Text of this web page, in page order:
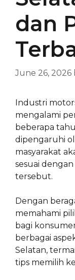
dan
June 26, 2026
Industri
mengalami
beberapa
dipengaruhi
masyarakat
sesuai
tersebut.
Dengan
memahami
bagi
berbagai
Selatan,
tips memilih